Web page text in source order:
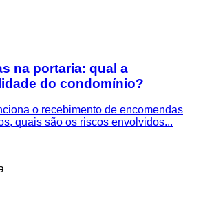
na portaria: qual a
do condomínio?
o recebimento de encomendas
quais são os riscos envolvidos...